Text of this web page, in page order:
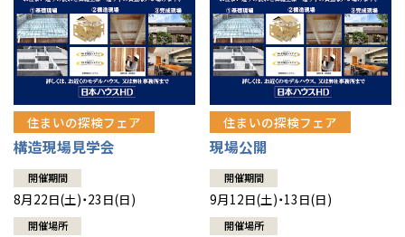
住まいの探検フェア
構造現場見学会
開催期間
8月22日(土)・23日(日)
開催場所
住まいの探検フェア
現場公開
開催期間
9月12日(土)・13日(日)
開催場所